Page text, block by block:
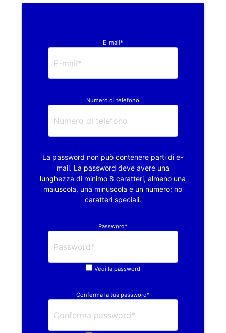
E-mail*
Numero di telefono
La password non può contenere parti di e-
mail. La password deve avere una
lunghezza di minimo 8 caratteri, almeno una
maiuscola, una minuscola e un numero; no
caratteri speciali.
Password*
Vedi la password
Conferma la tua password*